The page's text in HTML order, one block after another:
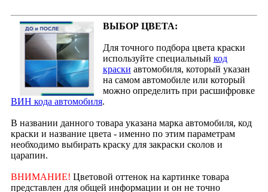
ВЫБОР ЦВЕТА:
Для точного подбора цвета краски
используйте специальный код
краски автомобиля, который указан
на самом автомобиле или который
можно определить при расшифровке
ВИН кода автомобиля.
В названии данного товара указана марка автомобиля, код
краски и название цвета - именно по этим параметрам
необходимо выбирать краску для закраски сколов и
царапин.
ВНИМАНИЕ! Цветовой оттенок на картинке товара
представлен для общей информации и он не точно